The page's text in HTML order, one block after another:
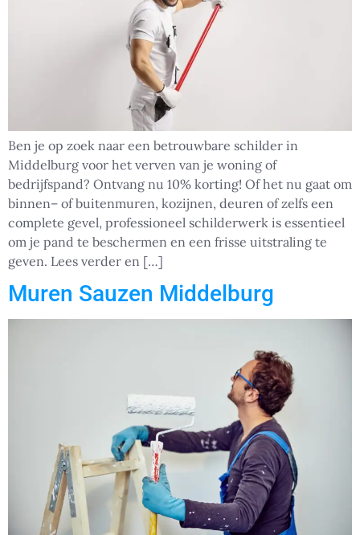
Ben je op zoek naar een betrouwbare schilder in
Middelburg voor het verven van je woning of
bedrijfspand? Ontvang nu 10% korting! Of het nu gaat om
binnen– of buitenmuren, kozijnen, deuren of zelfs een
complete gevel, professioneel schilderwerk is essentieel
om je pand te beschermen en een frisse uitstraling te
geven. Lees verder en […]
Muren Sauzen Middelburg